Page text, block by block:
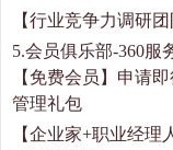
【行业竞争力调研团
5.会员俱乐部-360服
【免费会员】申请
管理礼包
【企业家+职业经理